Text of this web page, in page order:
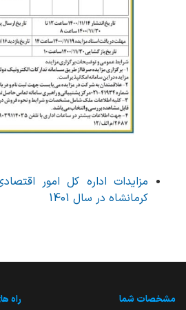
مزایدات اداره کل امور
کرمانشاه در سال 1401
مشخصات شما راه